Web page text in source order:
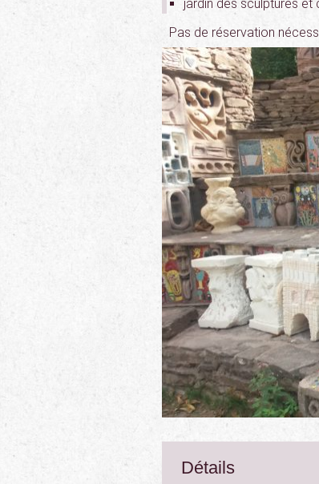
jardin des sculptures et
Pas de réservation
Détails